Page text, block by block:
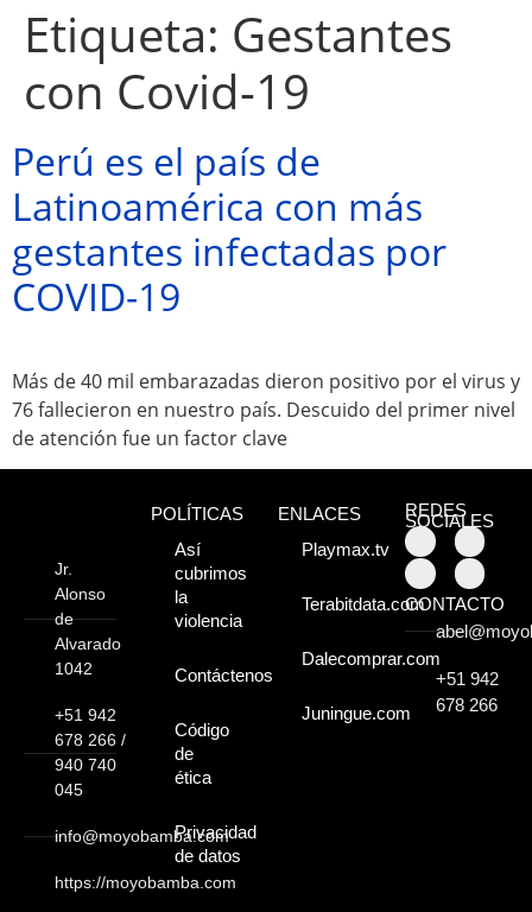
Atractivos
Moyobamba, está
lleno de atractivos
sorprendentes,
¡Descúbrelos!
Etiqueta: Gestantes
con Covid-19
Perú es el país de
Latinoamérica con más
gestantes infectadas por
COVID-19
Más de 40 mil embarazadas dieron positivo por el virus y
76 fallecieron en nuestro país. Descuido del primer nivel
de atención fue un factor clave
Jr.
Alonso
de
Alvarado
1042
+51 942
678 266 /
940 740
045
info@moyobamba.com
https://moyobamba.com
POLÍTICAS
Así
cubrimos
la
violencia
Contáctenos
Código
de
ética
Privacidad
de datos
ENLACES
Playmax.tv
Terabitdata.com
Dalecomprar.com
Juningue.com
REDES
SOCIALES
CONTACTO
+51 942
678 266